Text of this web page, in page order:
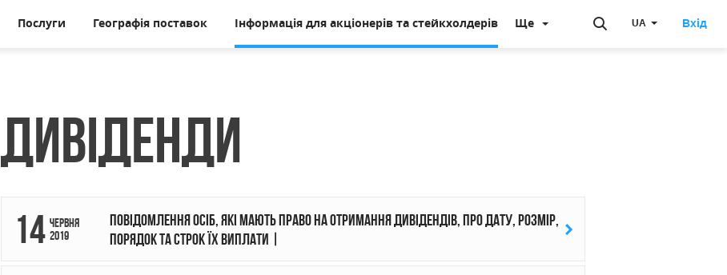
UA Вхід
Послуги Географія поставок Інформація для акціонерів та стейкхолдерів Ще
Дивіденди
14 червня
2019
Повідомлення осіб, які мають право на отримання дивідендів, про дату, розмір,
порядок та строк їх виплати |